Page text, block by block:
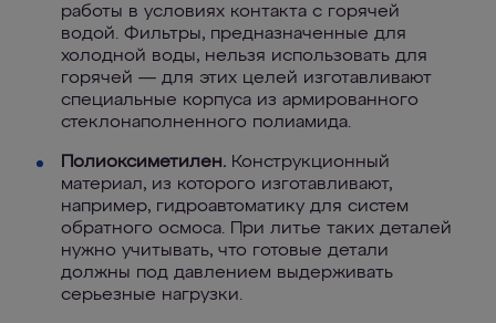
работы в условиях контакта с горячей
водой. Фильтры, предназначенные для
холодной воды, нельзя использовать для
горячей — для этих целей изготавливают
специальные корпуса из армированного
стеклонаполненного полиамида.
Полиоксиметилен. Конструкционный
материал, из которого изготавливают,
например, гидроавтоматику для систем
обратного осмоса. При литье таких деталей
нужно учитывать, что готовые детали
должны под давлением выдерживать
серьезные нагрузки.